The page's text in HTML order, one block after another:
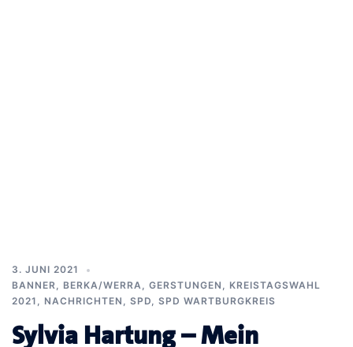
3. JUNI 2021
BANNER
BERKA/WERRA GERSTUNGEN
KREISTAGSWAHL
2021
NACHRICHTEN SPD SPD WARTBURGKREIS
Sylvia Hartung – Mein